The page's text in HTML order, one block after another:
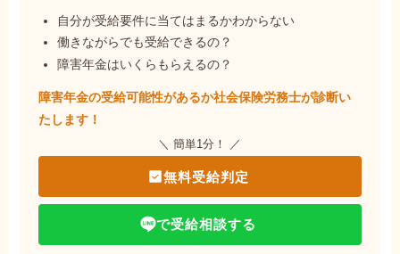
自分が受給要件に当てはまるかわからない
働きながらでも受給できるの？
障害年金はいくらもらえるの？
障害年金の受給可能性があるか社会保険労務士が診断い
たします！
＼ 簡単1分！ ／
無料受給判定
で受給相談する